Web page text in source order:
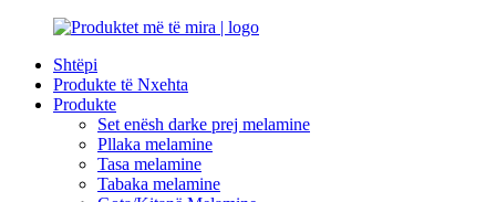
Shtëpi
Produkte të Nxehta
Produkte
Set enësh darke prej melamine
Pllaka melamine
Tasa melamine
Tabaka melamine